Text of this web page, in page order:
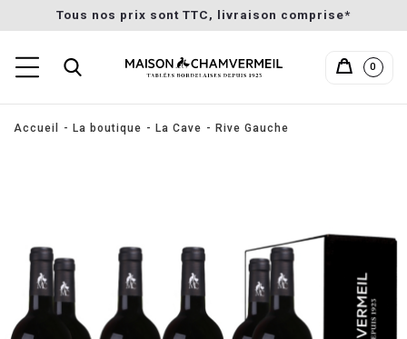
Tous nos prix sont TTC, livraison comprise*
0
Accueil La boutique La Cave Rive Gauche